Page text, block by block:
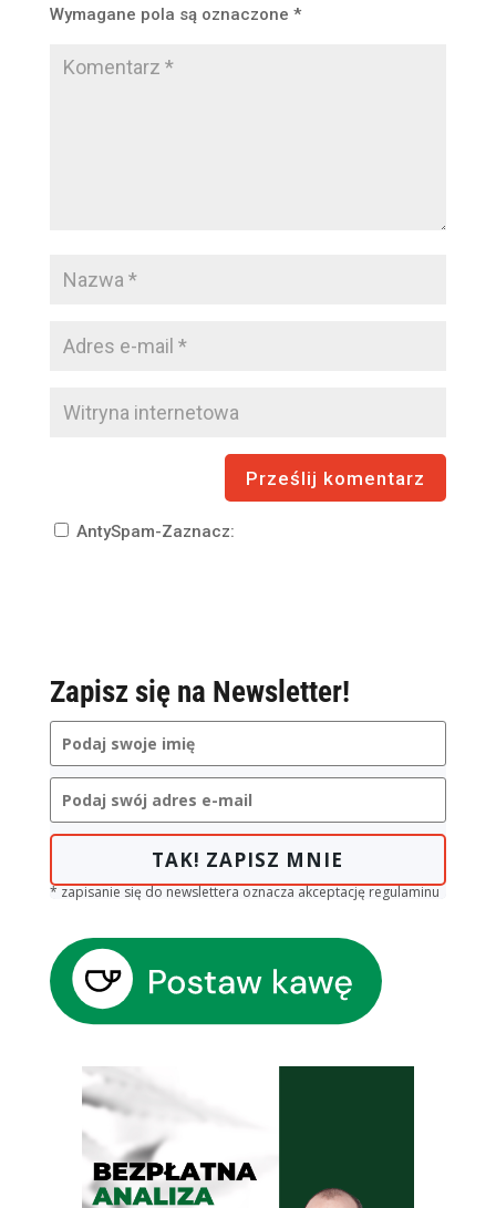
Wymagane pola są oznaczone *
AntySpam-Zaznacz:
Zapisz się na Newsletter!
TAK! ZAPISZ MNIE
* zapisanie się do newslettera oznacza akceptację regulaminu